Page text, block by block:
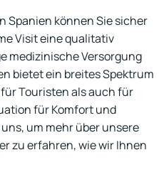
Spanien können Sie sicher
Visit eine qualitativ
medizinische Versorgung
bietet ein breites Spektrum
Touristen als auch für
für Komfort und
um mehr über unsere
zu erfahren, wie wir Ihnen